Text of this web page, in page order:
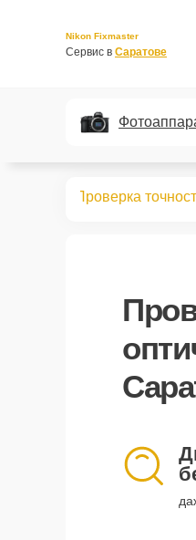
Nikon Fixmaster
Сервис в Саратове
Проверка